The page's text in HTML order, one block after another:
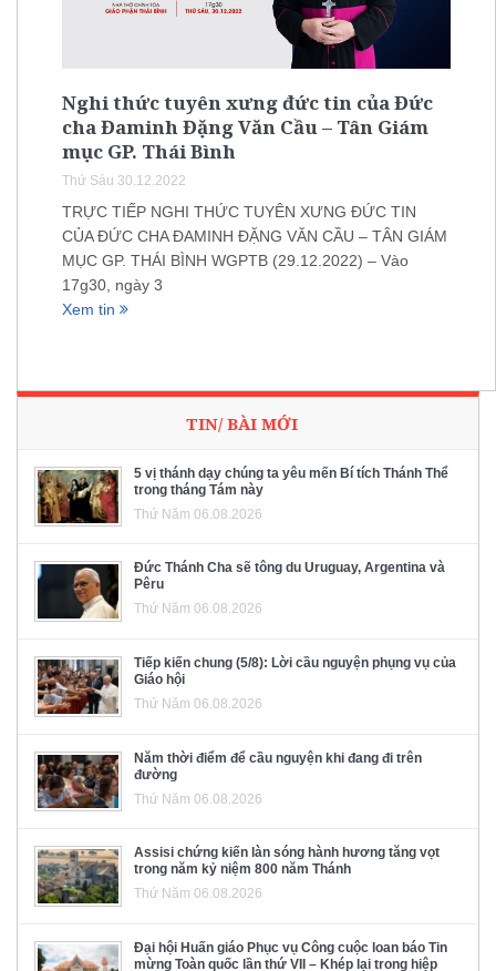
Nghi thức tuyên xưng đức tin của Đức
cha Đaminh Đặng Văn Cầu – Tân Giám
mục GP. Thái Bình
Thứ Sáu 30.12.2022
TRỰC TIẾP NGHI THỨC TUYÊN XƯNG ĐỨC TIN
CỦA ĐỨC CHA ĐAMINH ĐẶNG VĂN CẦU – TÂN GIÁM
MỤC GP. THÁI BÌNH WGPTB (29.12.2022) – Vào
17g30, ngày 3
Xem tin
TIN/ BÀI MỚI
5 vị thánh dạy chúng ta yêu mến Bí tích Thánh Thể
trong tháng Tám này
Thứ Năm 06.08.2026
Đức Thánh Cha sẽ tông du Uruguay, Argentina và
Pêru
Thứ Năm 06.08.2026
Tiếp kiến chung (5/8): Lời cầu nguyện phụng vụ của
Giáo hội
Thứ Năm 06.08.2026
Năm thời điểm để cầu nguyện khi đang đi trên
đường
Thứ Năm 06.08.2026
Assisi chứng kiến làn sóng hành hương tăng vọt
trong năm kỷ niệm 800 năm Thánh
Thứ Năm 06.08.2026
Đại hội Huấn giáo Phục vụ Công cuộc loan báo Tin
mừng Toàn quốc lần thứ VII – Khép lại trong hiệp